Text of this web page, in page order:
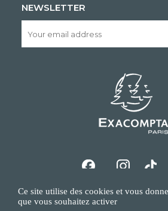
NEWSLETTER
Ce site utilise des cookies et vous
que vous souhaitez activer